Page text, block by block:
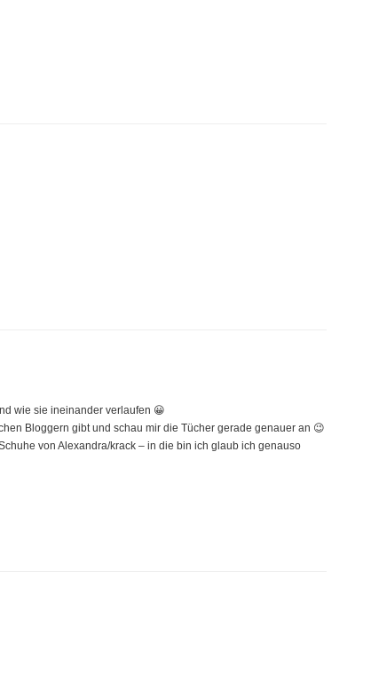
wie sie ineinander verlaufen 😀
Bloggern gibt und schau mir die Tücher gerade genauer an 😉
von Alexandra/krack – in die bin ich glaub ich genauso